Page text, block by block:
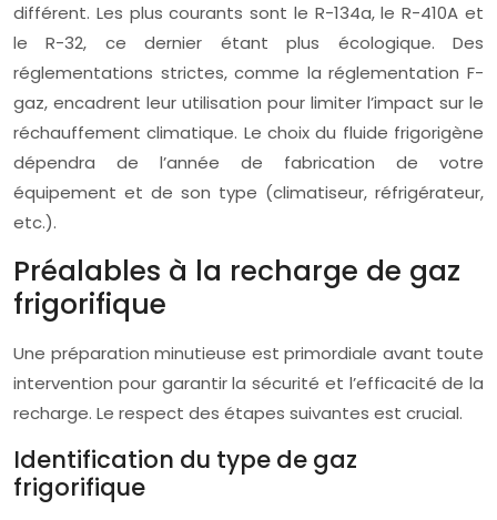
différent. Les plus courants sont le R-134a, le R-410A et
le R-32, ce dernier étant plus écologique. Des
réglementations strictes, comme la réglementation F-
gaz, encadrent leur utilisation pour limiter l’impact sur le
réchauffement climatique. Le choix du fluide frigorigène
dépendra de l’année de fabrication de votre
équipement et de son type (climatiseur, réfrigérateur,
etc.).
Préalables à la recharge de gaz
frigorifique
Une préparation minutieuse est primordiale avant toute
intervention pour garantir la sécurité et l’efficacité de la
recharge. Le respect des étapes suivantes est crucial.
Identification du type de gaz
frigorifique